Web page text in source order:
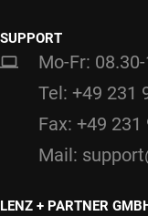
SUPPORT
Mo-Fr:
Tel: +49 231
Fax: +49 231
Mail:
LENZ + PARTNER